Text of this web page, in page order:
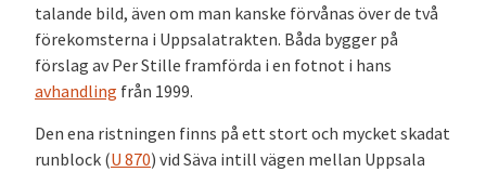
talande bild, även om man kanske förvånas över de två
förekomsterna i Uppsalatrakten. Båda bygger på
förslag av Per Stille framförda i en fotnot i hans
avhandling från 1999.
Den ena ristningen finns på ett stort och mycket skadat
runblock (U 870) vid Säva intill vägen mellan Uppsala